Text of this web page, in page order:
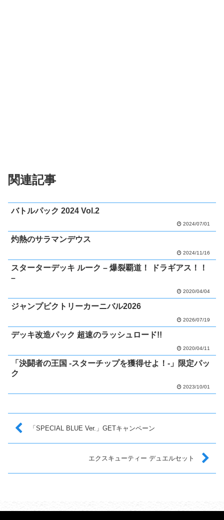
関連記事
バトルパック 2024 Vol.2
2024/07/01
灼熱のサラマンデウス
2024/11/16
スターターデッキ ルーク – 爆裂覇道！ ドラギアス！！
–
2020/04/04
ジャンプビクトリーカーニバル2026
2026/07/19
デッキ改造パック 超速のラッシュロード!!
2020/04/11
「決闘者の王国 -スターチップを獲得せよ！-」限定パッ
ク
2023/10/01
「SPECIAL BLUE Ver.」GETキャンペーン
エクスキューティー デュエルセット